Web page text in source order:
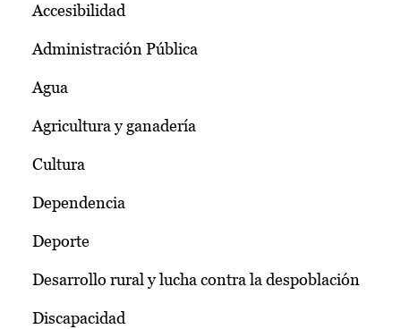
Accesibilidad
Administración Pública
Agua
Agricultura y ganadería
Cultura
Dependencia
Deporte
Desarrollo rural y lucha contra la despoblación
Discapacidad